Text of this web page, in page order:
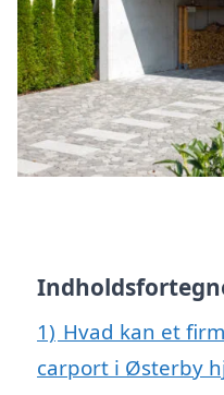
1) Hvad kan et
carport i Østerby